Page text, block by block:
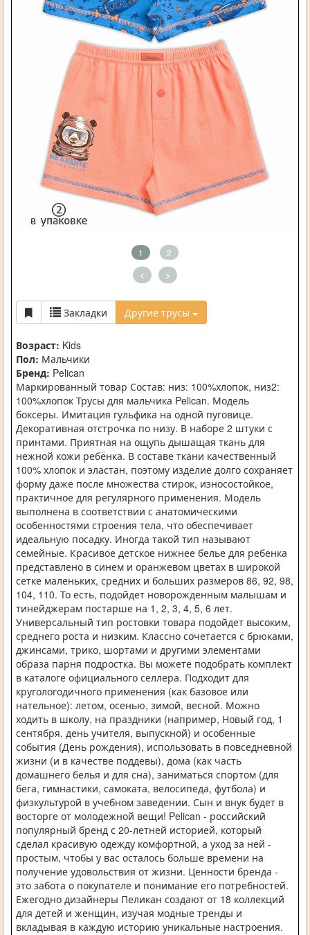
1 2
< >
Закладки Другие трусы
Возраст: Kids
Пол: Мальчики
Бренд: Pelican
Маркированный товар Состав: низ: 100%хлопок, низ2:
100%хлопок Трусы для мальчика Pelican. Модель
боксеры. Имитация гульфика на одной пуговице.
Декоративная отстрочка по низу. В наборе 2 штуки с
принтами. Приятная на ощупь дышащая ткань для
нежной кожи ребёнка. В составе ткани качественный
100% хлопок и эластан, поэтому изделие долго сохраняет
форму даже после множества стирок, износостойкое,
практичное для регулярного применения. Модель
выполнена в соответствии с анатомическими
особенностями строения тела, что обеспечивает
идеальную посадку. Иногда такой тип называют
семейные. Красивое детское нижнее белье для ребенка
представлено в синем и оранжевом цветах в широкой
сетке маленьких, средних и больших размеров 86, 92, 98,
104, 110. То есть, подойдет новорожденным малышам и
тинейджерам постарше на 1, 2, 3, 4, 5, 6 лет.
Универсальный тип ростовки товара подойдет высоким,
среднего роста и низким. Классно сочетается с брюками,
джинсами, трико, шортами и другими элементами
образа парня подростка. Вы можете подобрать комплект
в каталоге официального селлера. Подходит для
кругологодичного применения (как базовое или
нательное): летом, осенью, зимой, весной. Можно
ходить в школу, на праздники (например, Новый год, 1
сентября, день учителя, выпускной) и особенные
события (День рождения), использовать в повседневной
жизни (и в качестве поддевы), дома (как часть
домашнего белья и для сна), заниматься спортом (для
бега, гимнастики, самоката, велосипеда, футбола) и
физкультурой в учебном заведении. Сын и внук будет в
восторге от молодежной вещи! Pelican - российский
популярный бренд с 20-летней историей, который
сделал красивую одежду комфортной, а уход за ней -
простым, чтобы у вас осталось больше времени на
получение удовольствия от жизни. Ценности бренда -
это забота о покупателе и понимание его потребностей.
Ежегодно дизайнеры Пеликан создают от 18 коллекций
для детей и женщин, изучая модные тренды и
вкладывая в каждую историю уникальные настроения.